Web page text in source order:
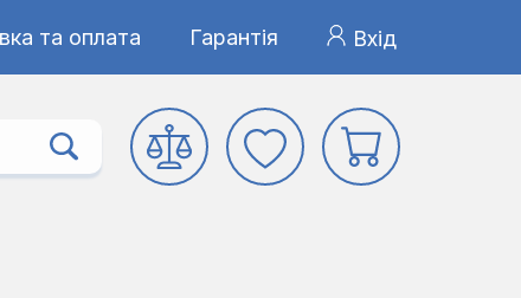
та оплата Гарантія Вхід